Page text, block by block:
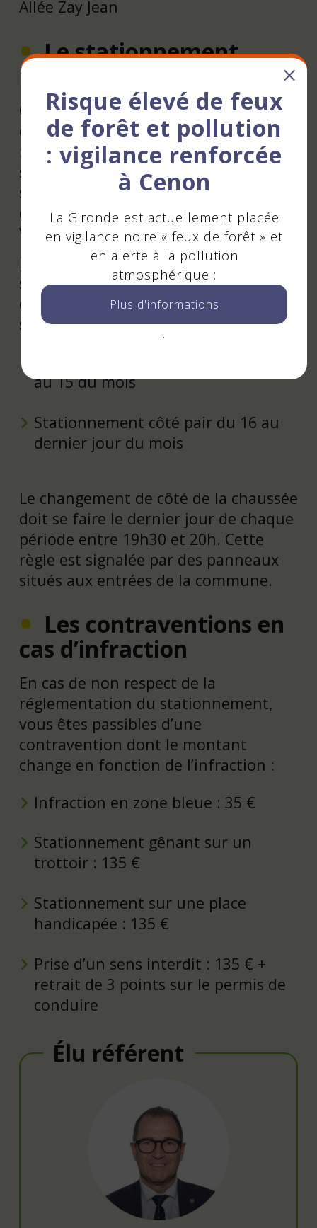
Allée Zay Jean
Le stationnement
interdit
Comme dans toute réglementation, il
existe des cas particuliers où ces
règles de stationnement ne
s’appliquent pas. A Cenon, le
stationnement est interdit
définitivement dans la rue Jules
Vallès.
En dehors des zones bleues, c’est le
stationnement alterné semi-mensuel
qui s’applique dans Cenon. Il
s’organise ainsi :
au 15 du mois
Stationnement côté pair du 16 au
dernier jour du mois
Le changement de côté de la chaussée
doit se faire le dernier jour de chaque
période entre 19h30 et 20h. Cette
règle est signalée par des panneaux
situés aux entrées de la commune.
Les contraventions en
cas d’infraction
En cas de non respect de la
réglementation du stationnement,
vous êtes passibles d’une
contravention dont le montant
change en fonction de l’infraction :
Infraction en zone bleue : 35 €
Stationnement gênant sur un
trottoir : 135 €
Stationnement sur une place
handicapée : 135 €
Prise d’un sens interdit : 135 € +
retrait de 3 points sur le permis de
conduire
Élu référent
Risque élevé de feux
de forêt et pollution
: vigilance renforcée
à Cenon
La Gironde est actuellement placée
en vigilance noire « feux de forêt » et
en alerte à la pollution
atmosphérique :
Plus d'informations
.